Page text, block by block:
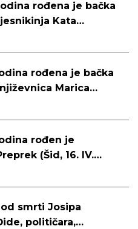
rođena je bačka
Kata
3. 2017.)
rođena je bačka
Marica
15. 11. 1964.)
rođen je
(Šid, 16. IV.
zborovođa,
knjižničar
smrti Josipa
političara,